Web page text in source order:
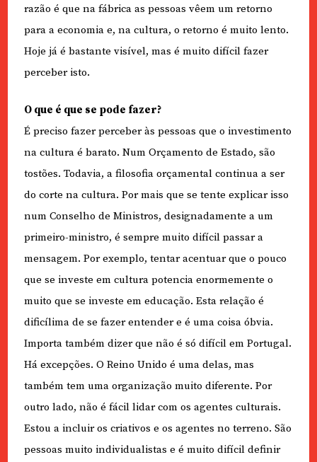
razão é que na fábrica as pessoas vêem um retorno
para a economia e, na cultura, o retorno é muito lento.
Hoje já é bastante visível, mas é muito difícil fazer
perceber isto.
O que é que se pode fazer?
É preciso fazer perceber às pessoas que o investimento
na cultura é barato. Num Orçamento de Estado, são
tostões. Todavia, a filosofia orçamental continua a ser
do corte na cultura. Por mais que se tente explicar isso
num Conselho de Ministros, designadamente a um
primeiro-ministro, é sempre muito difícil passar a
mensagem. Por exemplo, tentar acentuar que o pouco
que se investe em cultura potencia enormemente o
muito que se investe em educação. Esta relação é
dificílima de se fazer entender e é uma coisa óbvia.
Importa também dizer que não é só difícil em Portugal.
Há excepções. O Reino Unido é uma delas, mas
também tem uma organização muito diferente. Por
outro lado, não é fácil lidar com os agentes culturais.
Estou a incluir os criativos e os agentes no terreno. São
pessoas muito individualistas e é muito difícil definir